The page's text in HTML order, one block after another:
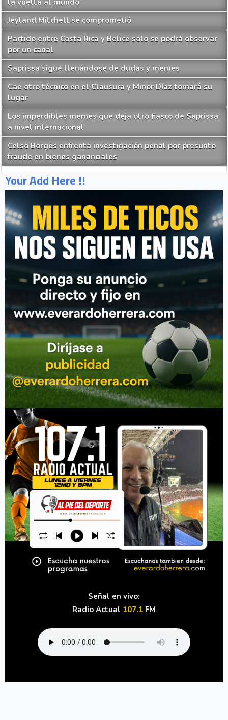
Jeyland Mitchell se comprometió
Partido entre Costa Rica y Belice solo se podrá observar
por un canal
Saprissa sigue llenándose de dudas y memes
Cae otro técnico en el Clausura y Minor Díaz tomará su
lugar
Los imperdibles memes que deja otro fiasco de Saprissa
a nivel internacional
Celso Borges enfrenta investigación penal por presunto
fraude en bienes gananciales
Your Add Here !!
Señal en vivo:
Radio Actual 107.1 FM